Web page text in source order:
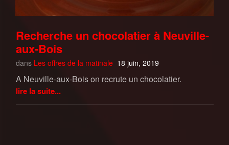
Recherche un chocolatier à Neuville-
aux-Bois
dans Les offres de la matinale 18 juin, 2019
A Neuville-aux-Bois on recrute un chocolatier.
lire la suite...